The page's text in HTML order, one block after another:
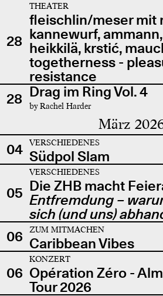
28
THEATER
fleischlin/meser mit
kannewurf,
heikkilä, krstić,
togetherness -
resistance
28 Drag im Ring Vol. 4
by Rachel Harder
März
04 VERSCHIEDENES
Südpol Slam
05
VERSCHIEDENES
Die ZHB macht
Entfremdung –
sich (und uns)
06
ZUM MITMACHEN
Caribbean Vibes
06
KONZERT
Opération Zéro -
Tour 2026